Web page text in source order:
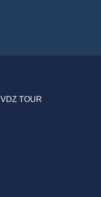
VDZ TOUR